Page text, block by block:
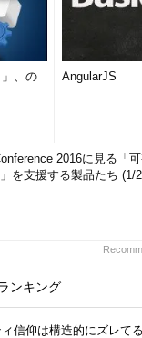
」、の
AngularJS
2016に見る「可
」を支援する製品たち (1/
ンキング
ィ信仰は構造的にズレ